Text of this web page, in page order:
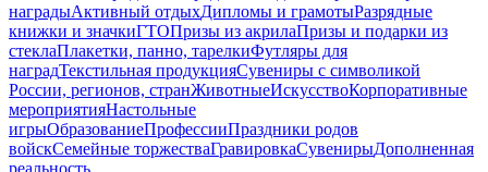
наградыАктивный отдыхДипломы и грамотыРазрядные
книжки и значкиГТОПризы из акрилаПризы и подарки из
стеклаПлакетки, панно, тарелкиФутляры для
наградТекстильная продукцияСувениры с символикой
России, регионов, странЖивотныеИскусствоКорпоративные
мероприятияНастольные
игрыОбразованиеПрофессииПраздники родов
войскСемейные торжестваГравировкаСувенирыДополненная
реальность